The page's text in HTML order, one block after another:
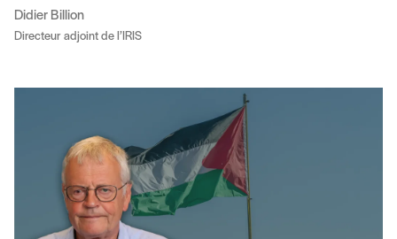
Didier Billion
Directeur adjoint de l’IRIS